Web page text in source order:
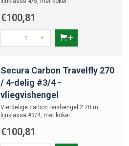
€100,81
- +
Secura Carbon Travelfly 270
/ 4-delig #3/4 -
vliegvishengel
Vierdelige carbon reishengel 2.70 m,
lijnklasse #3/4, met koker.
€100,81